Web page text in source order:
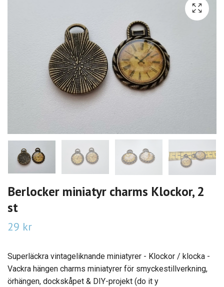
Berlocker miniatyr charms Klockor, 2
st
29 kr
Superläckra vintageliknande miniatyrer - Klockor / klocka -
Vackra hängen charms miniatyrer för smyckestillverkning,
örhängen, dockskåpet & DIY-projekt (do it y